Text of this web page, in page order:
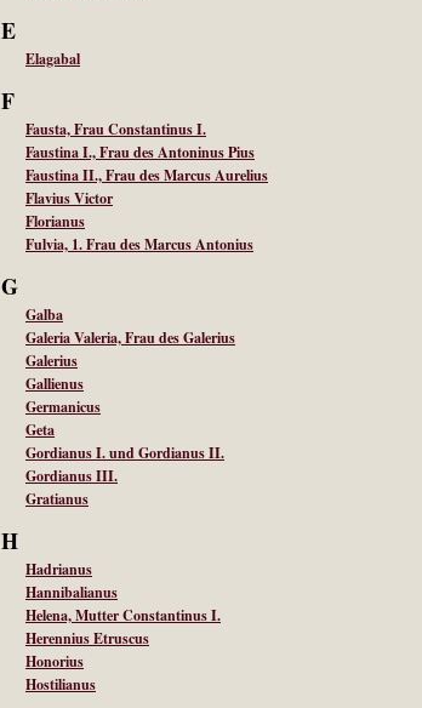
E
Elagabal
F
Fausta, Frau Constantinus I.
Faustina I., Frau des Antoninus Pius
Faustina II., Frau des Marcus Aurelius
Flavius Victor
Florianus
Fulvia, 1. Frau des Marcus Antonius
G
Galba
Galeria Valeria, Frau des Galerius
Galerius
Gallienus
Germanicus
Geta
Gordianus I. und Gordianus II.
Gordianus III.
Gratianus
H
Hadrianus
Hannibalianus
Helena, Mutter Constantinus I.
Herennius Etruscus
Honorius
Hostilianus